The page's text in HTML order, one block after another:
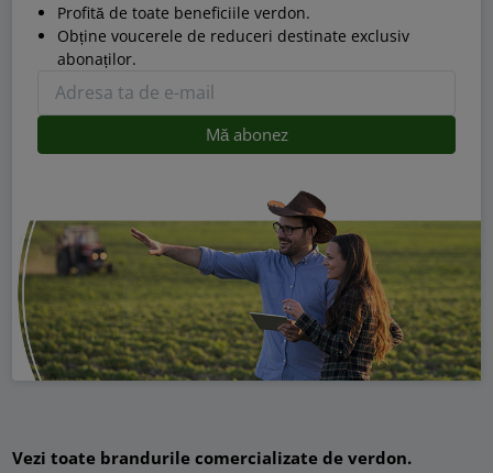
Profită de toate beneficiile verdon.
Obține voucerele de reduceri destinate exclusiv
abonaților.
Vezi toate brandurile comercializate de verdon.